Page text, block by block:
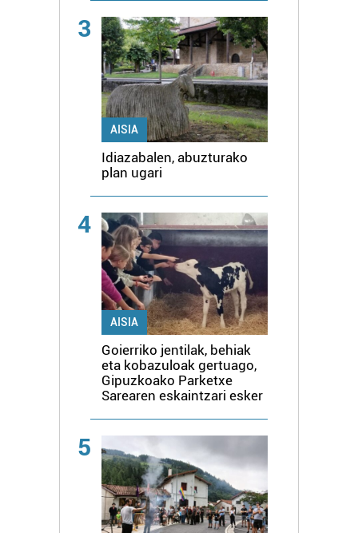
3
AISIA
Idiazabalen, abuzturako
plan ugari
4
AISIA
Goierriko jentilak, behiak
eta kobazuloak gertuago,
Gipuzkoako Parketxe
Sarearen eskaintzari esker
5